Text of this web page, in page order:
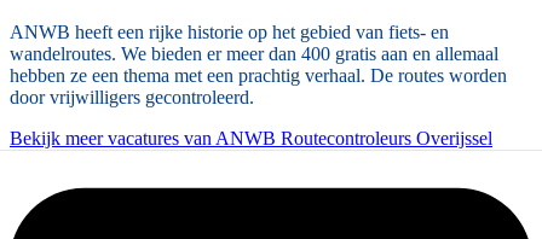
ANWB heeft een rijke historie op het gebied van fiets- en
wandelroutes. We bieden er meer dan 400 gratis aan en allemaal
hebben ze een thema met een prachtig verhaal. De routes worden
door vrijwilligers gecontroleerd.
Bekijk meer vacatures van ANWB Routecontroleurs Overijssel